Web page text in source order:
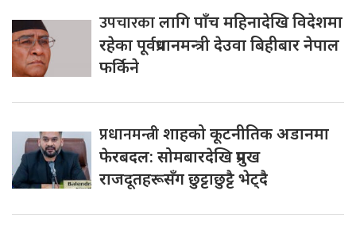
उपचारकालागि पाँच महिनादेखि विदेशमा
रहेका पूर्वप्रधानमन्त्री देउवा बिहीबार नेपाल
फर्किने
प्रधानमन्त्रीशाहको कूटनीतिक अडानमा
फेरबदल: सोमबारदेखि प्रमुख
राजदूतहरूसँग छुट्टाछुट्टै भेट्दै